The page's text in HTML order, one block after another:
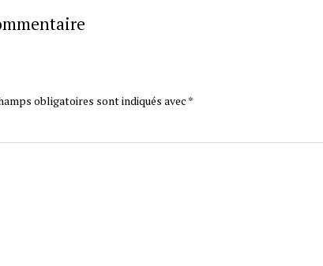
obligatoires sont indiqués avec *